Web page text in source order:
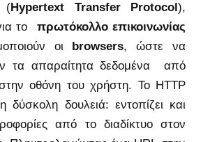
(Hypertext Transfer Protocol),
το
πρωτόκολλο επικοινωνίας
οι
browsers, ώστε να
τα απαραίτητα δεδομένα από
οθόνη του χρήστη. Το HTTP
δύσκολη δουλειά: εντοπίζει και
από το διαδίκτυο στον